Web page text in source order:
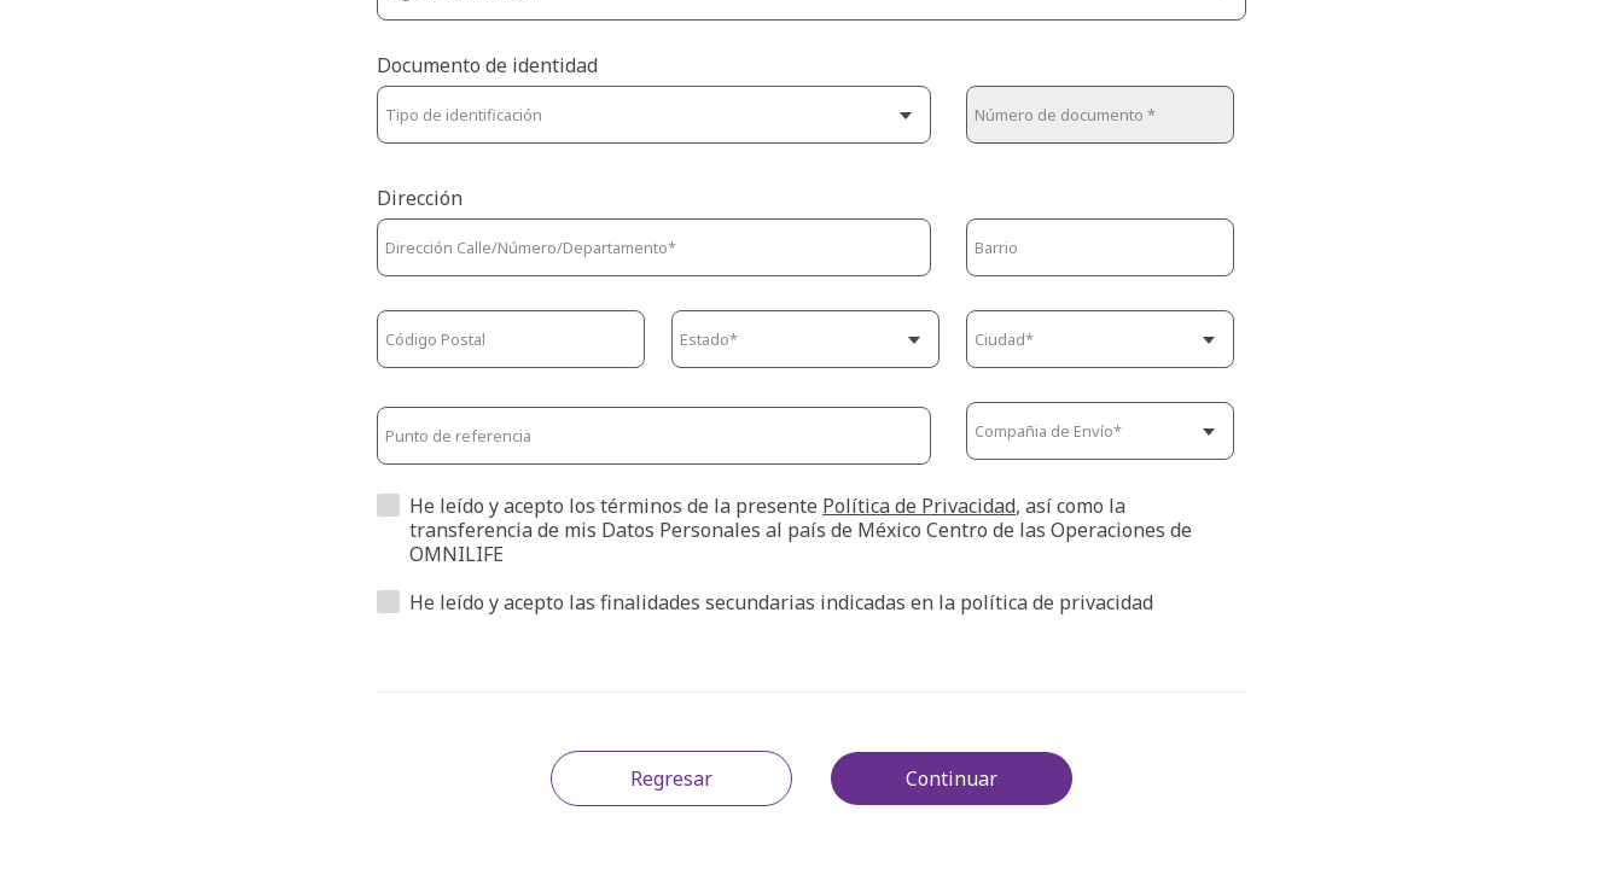
Documento de identidad
Dirección
He leído y acepto los términos de la presente Política de Privacidad, así como la
transferencia de mis Datos Personales al país de México Centro de las Operaciones de
OMNILIFE
He leído y acepto las finalidades secundarias indicadas en la política de privacidad
Regresar Continuar